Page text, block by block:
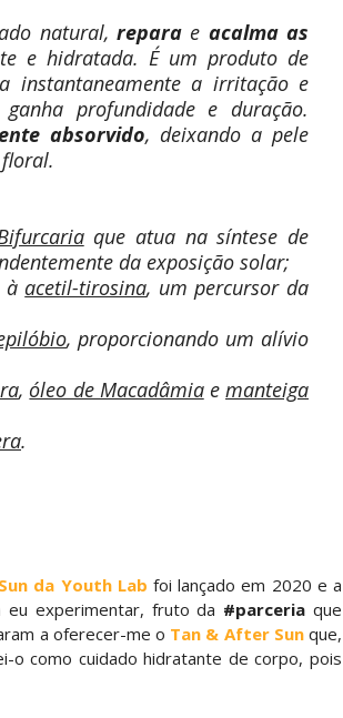
natural, reparae acalma as
e hidratada. É um produto de
instantaneamente a irritação e
profundidade e duração.
absorvido, deixando a pele
que atua na síntese de
da exposição solar;
à acetil-tirosina, um percursor da
, proporcionando um alívio
, óleo de Macadâmiaemanteiga
.
da Youth Lab foi lançado em 2020 e a
experimentar, fruto da #parceria que
a oferecer-me o Tan & After Sunque,
o como cuidado hidratante de corpo, pois